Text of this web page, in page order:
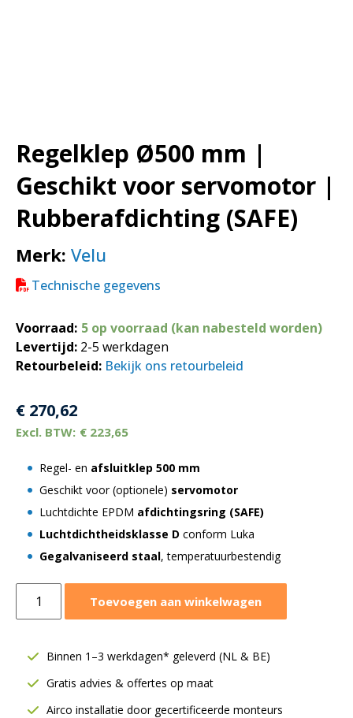
Regelklep Ø500 mm |
Geschikt voor servomotor |
Rubberafdichting (SAFE)
Merk: Velu
Technische gegevens
Voorraad: 5 op voorraad (kan nabesteld worden)
Levertijd: 2-5 werkdagen
Retourbeleid: Bekijk ons retourbeleid
€ 270,62
€ 223,65
Regel- en afsluitklep 500 mm
Geschikt voor (optionele) servomotor
Luchtdichte EPDM afdichtingsring (SAFE)
Luchtdichtheidsklasse D conform Luka
Gegalvaniseerd staal, temperatuurbestendig
Ø500
voor
servomotor
Toevoegen aan winkelwagen
Binnen 1–3 werkdagen* geleverd (NL & BE)
Gratis advies & offertes op maat
Airco installatie door gecertificeerde monteurs